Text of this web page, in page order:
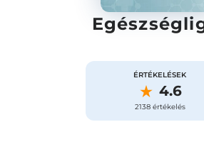
ÉRTÉKELÉSEK
4.6
2138 értékelés